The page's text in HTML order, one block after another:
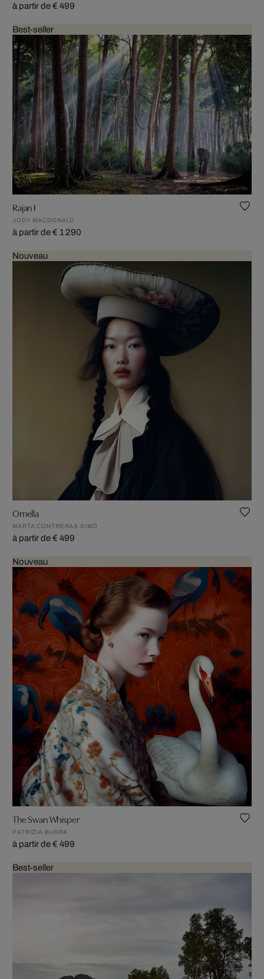
à partir de € 499
Best-seller
Rajan I
JODY MACDONALD
à partir de € 1 290
Nouveau
Ornella
MARTA CONTRERAS SIMÓ
à partir de € 499
Nouveau
The Swan Whisper
PATRIZIA BURRA
à partir de € 499
Best-seller